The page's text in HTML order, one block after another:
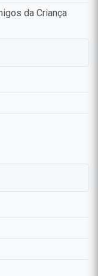
da Criança